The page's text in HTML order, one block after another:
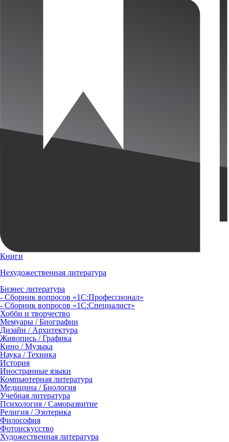
Книги
Нехудожественная литература
Бизнес литература
- Сборник вопросов «1С:Профессионал»
- Сборник вопросов «1С:Специалист»
Хобби и творчество
Мемуары / Биографии
Дизайн / Архитектура
Живопись / Графика
Кино / Музыка
Наука / Техника
История
Иностранные языки
Компьютерная литература
Медицина / Биология
Учебная литература
Психология / Саморазвитие
Религия / Эзотерика
Философия
Фотоискусство
Художественная литература